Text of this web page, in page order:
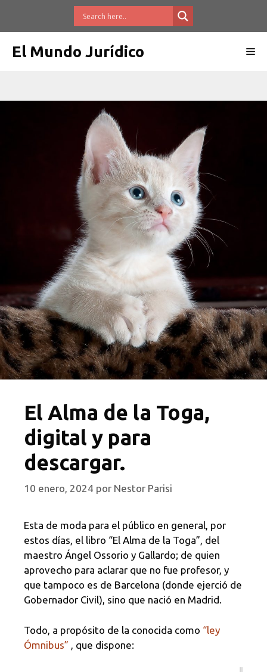
El Mundo Jurídico
El Alma de la Toga,
digital y para
descargar.
10 enero, 2024 por Nestor Parisi
Esta de moda para el público en general, por
estos días, el libro “El Alma de la Toga”, del
maestro Ángel Ossorio y Gallardo; de quien
aprovecho para aclarar que no fue profesor, y
que tampoco es de Barcelona (donde ejerció de
Gobernador Civil), sino que nació en Madrid.
Todo, a propósito de la conocida como “ley
Ómnibus” , que dispone: